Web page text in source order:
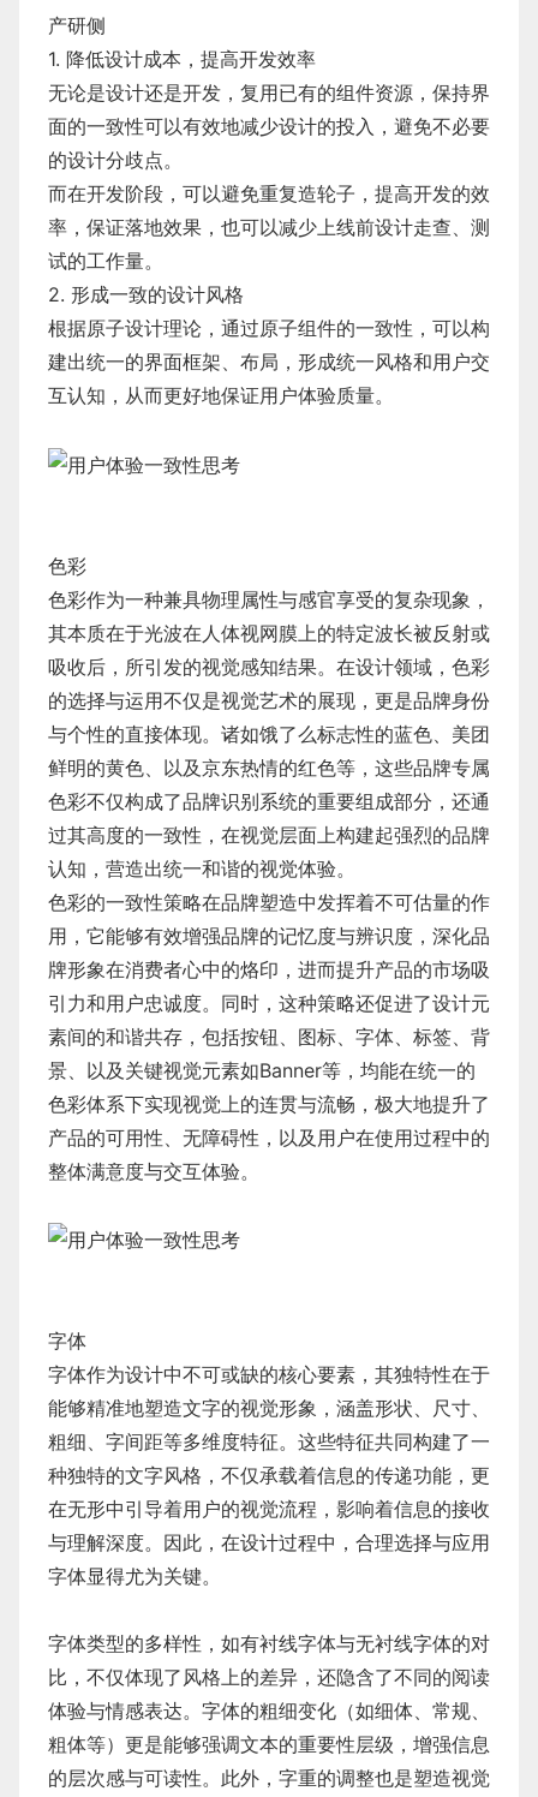
产研侧
1. 降低设计成本，提高开发效率
无论是设计还是开发，复用已有的组件资源，保持界
面的一致性可以有效地减少设计的投入，避免不必要
的设计分歧点。
而在开发阶段，可以避免重复造轮子，提高开发的效
率，保证落地效果，也可以减少上线前设计走查、测
试的工作量。
2. 形成一致的设计风格
根据原子设计理论，通过原子组件的一致性，可以构
建出统一的界面框架、布局，形成统一风格和用户交
互认知，从而更好地保证用户体验质量。
色彩
色彩作为一种兼具物理属性与感官享受的复杂现象，
其本质在于光波在人体视网膜上的特定波长被反射或
吸收后，所引发的视觉感知结果。在设计领域，色彩
的选择与运用不仅是视觉艺术的展现，更是品牌身份
与个性的直接体现。诸如饿了么标志性的蓝色、美团
鲜明的黄色、以及京东热情的红色等，这些品牌专属
色彩不仅构成了品牌识别系统的重要组成部分，还通
过其高度的一致性，在视觉层面上构建起强烈的品牌
认知，营造出统一和谐的视觉体验。
色彩的一致性策略在品牌塑造中发挥着不可估量的作
用，它能够有效增强品牌的记忆度与辨识度，深化品
牌形象在消费者心中的烙印，进而提升产品的市场吸
引力和用户忠诚度。同时，这种策略还促进了设计元
素间的和谐共存，包括按钮、图标、字体、标签、背
景、以及关键视觉元素如Banner等，均能在统一的
色彩体系下实现视觉上的连贯与流畅，极大地提升了
产品的可用性、无障碍性，以及用户在使用过程中的
整体满意度与交互体验。
字体
字体作为设计中不可或缺的核心要素，其独特性在于
能够精准地塑造文字的视觉形象，涵盖形状、尺寸、
粗细、字间距等多维度特征。这些特征共同构建了一
种独特的文字风格，不仅承载着信息的传递功能，更
在无形中引导着用户的视觉流程，影响着信息的接收
与理解深度。因此，在设计过程中，合理选择与应用
字体显得尤为关键。
字体类型的多样性，如有衬线字体与无衬线字体的对
比，不仅体现了风格上的差异，还隐含了不同的阅读
体验与情感表达。字体的粗细变化（如细体、常规、
粗体等）更是能够强调文本的重要性层级，增强信息
的层次感与可读性。此外，字重的调整也是塑造视觉